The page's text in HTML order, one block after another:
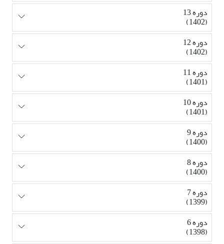
دوره 13
(1402)
دوره 12
(1402)
دوره 11
(1401)
دوره 10
(1401)
دوره 9
(1400)
دوره 8
(1400)
دوره 7
(1399)
دوره 6
(1398)